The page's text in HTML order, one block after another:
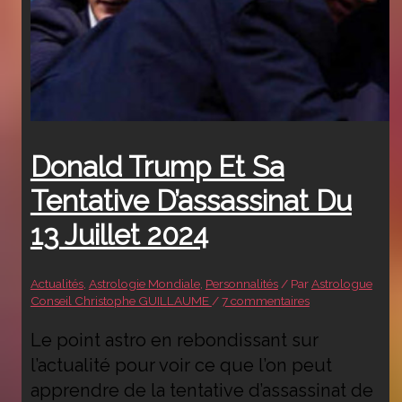
Donald Trump Et Sa
Tentative D’assassinat Du
13 Juillet 2024
Actualités, Astrologie Mondiale, Personnalités/ ParAstrologue
Conseil Christophe GUILLAUME /7 commentaires
Le point astro en rebondissant sur
l’actualité pour voir ce que l’on peut
apprendre de la tentative d’assassinat de